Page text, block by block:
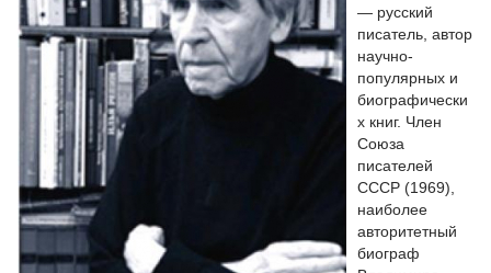
— русский
писатель, автор
научно-
популярных и
биографически
х книг. Член
Союза
писателей
СССР (1969),
наиболее
авторитетный
биограф